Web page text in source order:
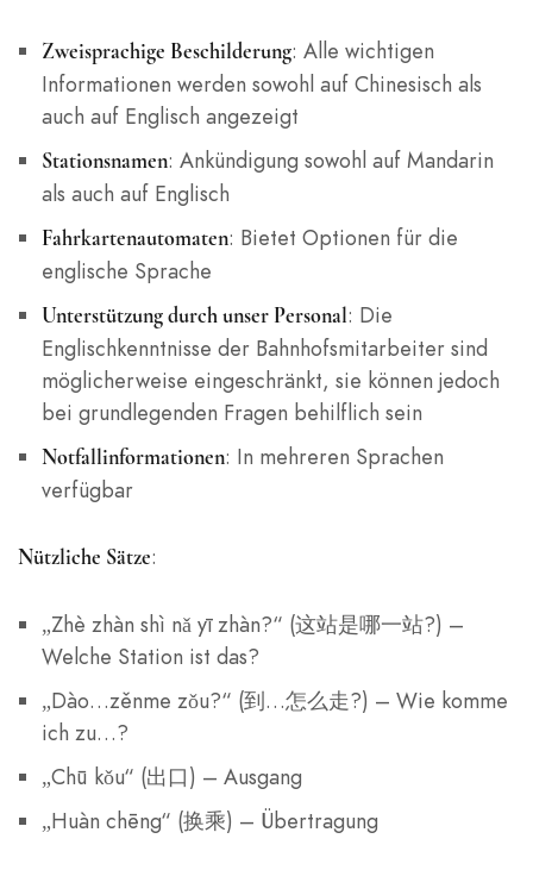
Zweisprachige Beschilderung: Alle wichtigen
Informationen werden sowohl auf Chinesisch als
auch auf Englisch angezeigt
Stationsnamen: Ankündigung sowohl auf Mandarin
als auch auf Englisch
Fahrkartenautomaten: Bietet Optionen für die
englische Sprache
Unterstützung durch unser Personal: Die
Englischkenntnisse der Bahnhofsmitarbeiter sind
möglicherweise eingeschränkt, sie können jedoch
bei grundlegenden Fragen behilflich sein
Notfallinformationen: In mehreren Sprachen
verfügbar
Nützliche Sätze:
„Zhè zhàn shì nǎ yī zhàn?“ (这站是哪一站?) –
Welche Station ist das?
„Dào…zěnme zǒu?“ (到…怎么走?) – Wie komme
ich zu…?
„Chū kǒu“ (出口) – Ausgang
„Huàn chēng“ (换乘) – Übertragung